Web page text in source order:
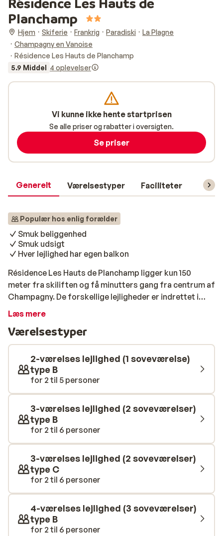
Planchamp
Hjem Skiferie Frankrig Paradiski
La Plagne
Champagny en Vanoise
Résidence Les Hauts de Planchamp
5.9 Middel 4 oplevelser
Generelt Værelsestyper Faciliteter
Populær hos enlig forælder
Smuk beliggenhed
Smuk udsigt
Hver lejlighed har egen balkon
Résidence Les Hauts de Planchamp ligger kun 150
meter fra skiliften og få minutters gang fra centrum af
Champagny. De forskellige lejligheder er indrettet i
forskellige stilarter og har alle balkon. Disse vender ud
landsbyen og bjergene. Résidence Les Hauts de
Planchamp er et rigtig godt valg!
Læs mere
Værelsestyper
2-værelses lejlighed (1 soveværelse)
type B
for 2 til 5 personer
3-værelses lejlighed (2 soveværelser)
type B
for 2 til 6 personer
3-værelses lejlighed (2 soveværelser)
type C
for 2 til 6 personer
4-værelses lejlighed (3 soveværelser)
type B
for 2 til 6 personer
Vi kunne ikke hente startprisen
Se alle priser og rabatter i oversigten.
Se priser